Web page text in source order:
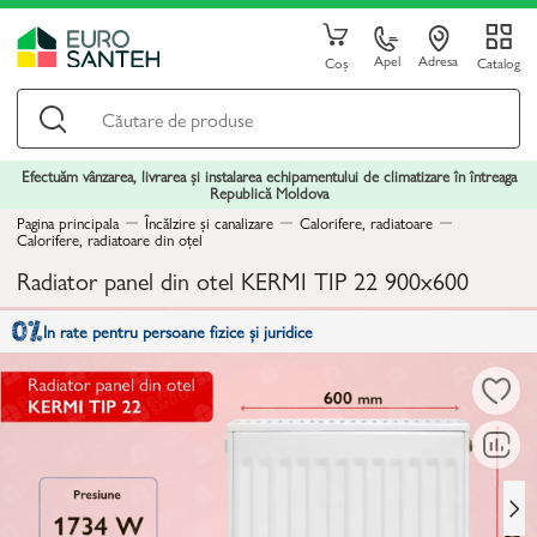
Coș Apel Adresa Catalog
Efectuăm vânzarea, livrarea și instalarea echipamentului de climatizare în întreaga
Republică Moldova
Pagina principala
Încălzire și canalizare Calorifere, radiatoare
Calorifere, radiatoare din oțel
Radiator panel din otel KERMI TIP 22 900x600
In rate pentru persoane fizice și juridice